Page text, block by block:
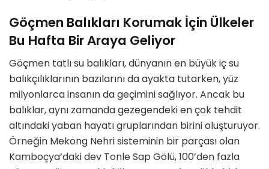
Göçmen Balıkları Korumak İçin Ülkeler
Bu Hafta Bir Araya Geliyor
Göçmen tatlı su balıkları, dünyanın en büyük iç su
balıkçılıklarının bazılarını da ayakta tutarken, yüz
milyonlarca insanın da geçimini sağlıyor. Ancak bu
balıklar, aynı zamanda gezegendeki en çok tehdit
altındaki yaban hayatı gruplarından birini oluşturuyor.
Örneğin Mekong Nehri sisteminin bir parçası olan
Kamboçya’daki dev Tonle Sap Gölü, 100’den fazla